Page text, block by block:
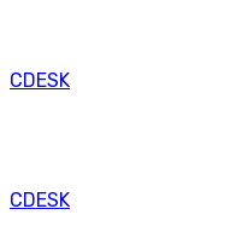
CDESK
CDESK